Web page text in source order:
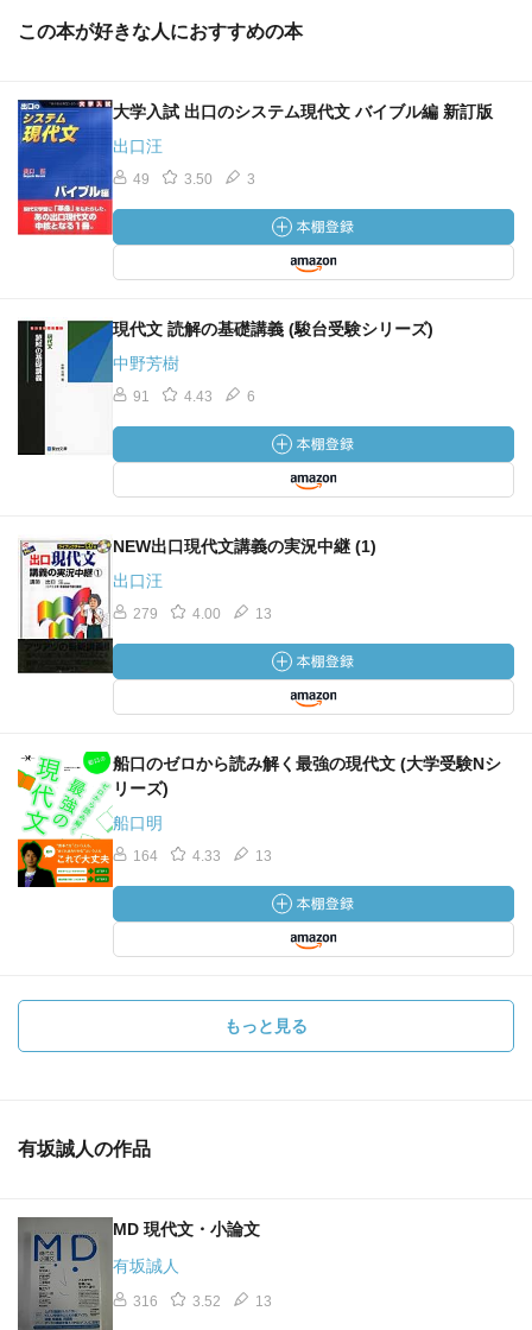
この本が好きな人におすすめの本
大学入試 出口のシステム現代文 バイブル編 新訂版
出口汪
49 3.50 3
現代文 読解の基礎講義 (駿台受験シリーズ)
中野芳樹
91 4.43 6
NEW出口現代文講義の実況中継 (1)
出口汪
279 4.00 13
船口のゼロから読み解く最強の現代文 (大学受験Nシ
リーズ)
船口明
164 4.33 13
もっと見る
有坂誠人の作品
MD 現代文・小論文
有坂誠人
316 3.52 13